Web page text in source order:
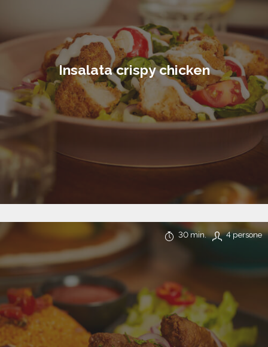
Insalata crispy chicken
30 min. 4 persone